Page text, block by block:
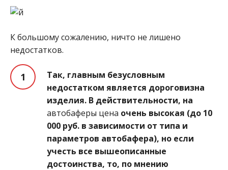
К большому сожалению, ничто не лишено
недостатков.
Так, главным безусловным
недостатком является дороговизна
изделия. В действительности, на
автобаферы цена очень высокая (до 10
000 руб. в зависимости от типа и
параметров автобафера), но если
учесть все вышеописанные
достоинства, то, по мнению